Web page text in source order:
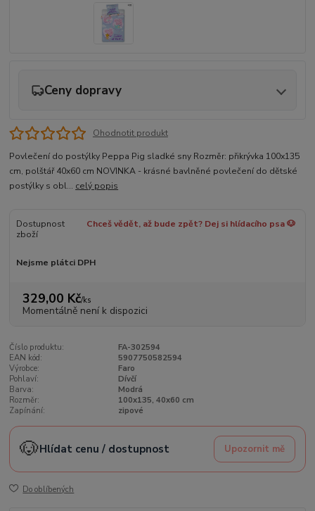
Ceny dopravy
Ohodnotit produkt
Povlečení do postýlky Peppa Pig sladké sny Rozměr: přikrývka 100x135
cm, polštář 40x60 cm NOVINKA - krásné bavlněné povlečení do dětské
postýlky s obl... celý popis
Dostupnost
zboží
Chceš vědět, až bude zpět? Dej si hlídacího psa 🐶
Nejsme plátci DPH
329,00 Kč/ks
Momentálně není k dispozici
Číslo produktu:
FA-302594
EAN kód:
5907750582594
Výrobce:
Faro
Pohlaví:
Dívčí
Barva:
Modrá
Rozměr:
100x135, 40x60 cm
Zapínání:
zipové
🐶Hlídat cenu / dostupnost Upozornit mě
Do oblíbených